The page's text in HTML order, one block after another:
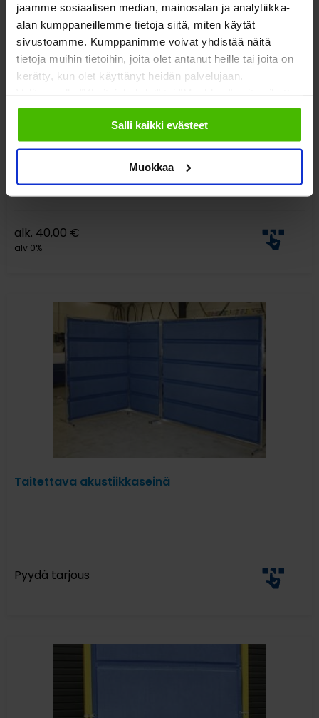
jaamme sosiaalisen median, mainosalan ja analytiikka-
alan kumppaneillemme tietoja siitä, miten käytät
sivustoamme. Kumppanimme voivat yhdistää näitä
tietoja muihin tietoihin, joita olet antanut heille tai joita on
kerätty, kun olet käyttänyt heidän palvelujaan.
sallimiisi evästeisiin.
Salli kaikki evästeet
Muokkaa
Siirettävät Välisermit
alk. 40,00 €
alv 0%
Taitettava akustiikkaseinä
Pyydä tarjous